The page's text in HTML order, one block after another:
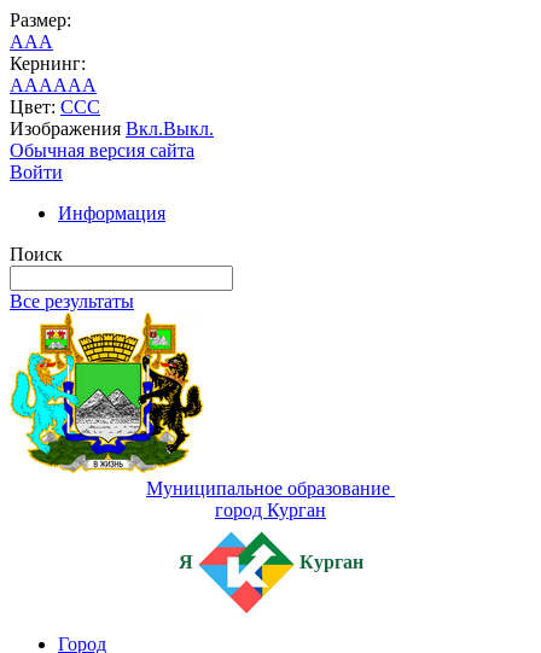
Размер:
AAA
Кернинг:
AAAAAA
Цвет: CCC
Изображения Вкл.Выкл.
Обычная версия сайта
Войти
Информация
Поиск
Все результаты
Муниципальное образование
город Курган
Я Курган
Город